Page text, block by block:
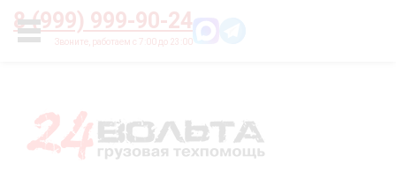
8 (999) 999-90-24
УСЛУГИ
Главная О нас Цены